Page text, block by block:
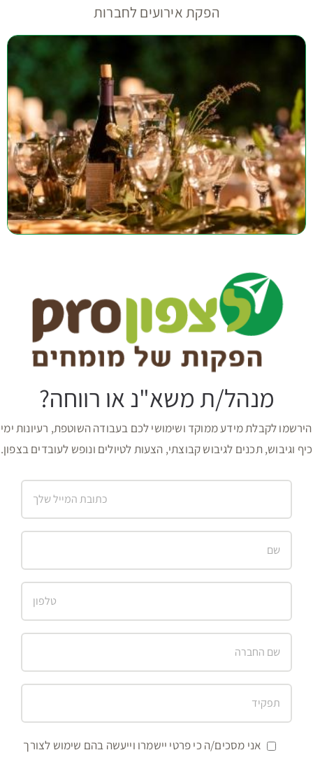
הפקת אירועים לחברות
מנהל/ת משא"נ או רווחה?
הירשמו לקבלת מידע ממוקד ושימושי לכם בעבודה השוטפת, רעיונות ימי
כיף וגיבוש, תכנים לגיבוש קבוצתי, הצעות לטיולים ונופש לעובדים בצפון.
אני מסכים/ה כי פרטי יישמרו וייעשה בהם שימוש לצורך